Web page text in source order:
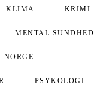
KLIMA KRIMI
MENTAL SUNDHED
NORGE
PSYKOLOGI